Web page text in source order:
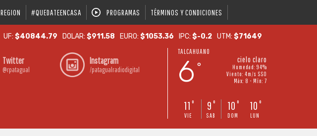
REGION #QUEDATEENCASA PROGRAMAS TÉRMINOS Y CONDICIONES
UF:$40844.79 DOLAR:$911.58 EURO:$1053.36 IPC:$-0.2 UTM:$71649
Twitter
@rpatagual
Instagram
/patagualradiodigital
TALCAHUANO
6 °
cielo claro
Humedad: 94%
Viento: 4m/s SSO
Máx: 8 • Mín: 7
11 °
VIE
9 °
SAB
10 °
DOM
10 °
LUN